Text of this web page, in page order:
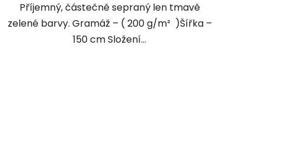
Příjemný, částečně sepraný len tmavě
zelené barvy. Gramáž – ( 200 g/m² )Šířka –
150 cm Složení...